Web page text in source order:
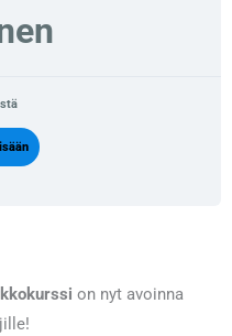
on nyt avoinna